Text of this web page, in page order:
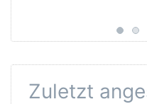
Zuletzt